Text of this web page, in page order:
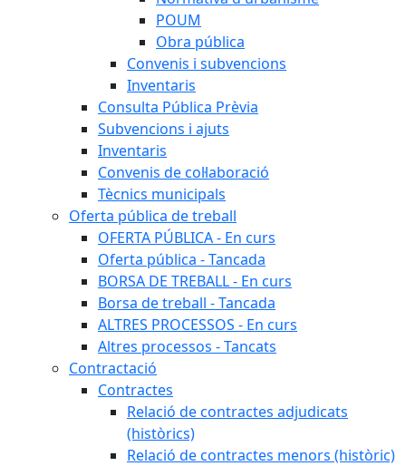
POUM
Obra pública
Convenis i subvencions
Inventaris
Consulta Pública Prèvia
Subvencions i ajuts
Inventaris
Convenis de col·laboració
Tècnics municipals
Oferta pública de treball
OFERTA PÚBLICA - En curs
Oferta pública - Tancada
BORSA DE TREBALL - En curs
Borsa de treball - Tancada
ALTRES PROCESSOS - En curs
Altres processos - Tancats
Contractació
Contractes
Relació de contractes adjudicats
(històrics)
Relació de contractes menors (històric)